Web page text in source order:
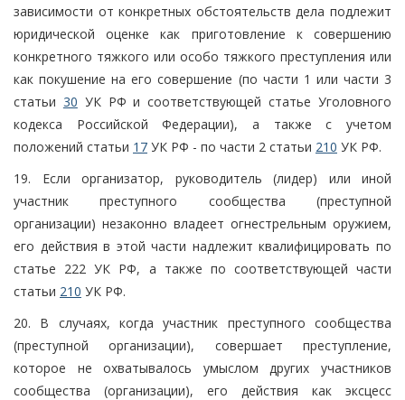
зависимости от конкретных обстоятельств дела подлежит
юридической оценке как приготовление к совершению
конкретного тяжкого или особо тяжкого преступления или
как покушение на его совершение (по части 1 или части 3
статьи 30 УК РФ и соответствующей статье Уголовного
кодекса Российской Федерации), а также с учетом
положений статьи 17 УК РФ - по части 2 статьи 210 УК РФ.
19. Если организатор, руководитель (лидер) или иной
участник преступного сообщества (преступной
организации) незаконно владеет огнестрельным оружием,
его действия в этой части надлежит квалифицировать по
статье 222 УК РФ, а также по соответствующей части
статьи 210 УК РФ.
20. В случаях, когда участник преступного сообщества
(преступной организации), совершает преступление,
которое не охватывалось умыслом других участников
сообщества (организации), его действия как эксцесс